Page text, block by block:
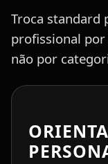
Troca standard
profissional por
não por